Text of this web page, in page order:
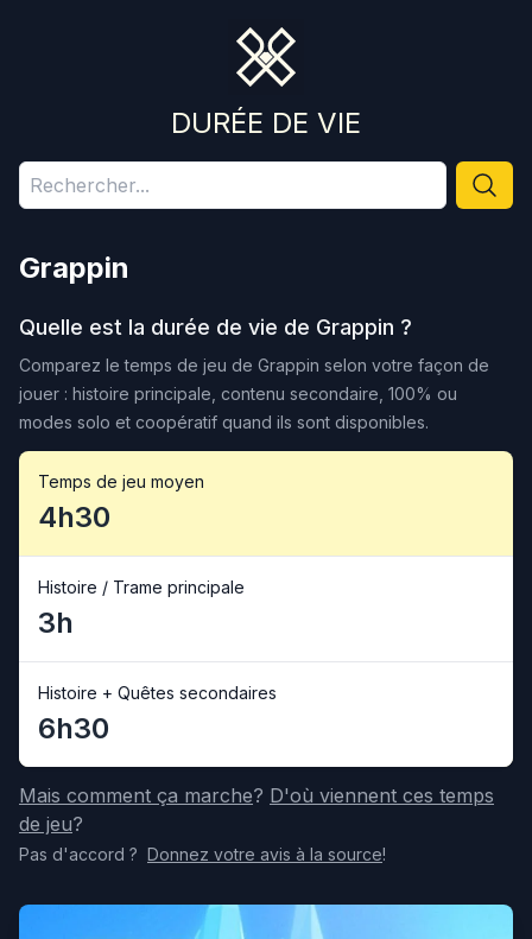
DURÉE DE VIE
Grappin
Quelle est la durée de vie de Grappin ?
Comparez le temps de jeu de Grappin selon votre façon de
jouer : histoire principale, contenu secondaire, 100% ou
modes solo et coopératif quand ils sont disponibles.
Temps de jeu moyen
4h30
Histoire / Trame principale
3h
Histoire + Quêtes secondaires
6h30
Mais comment ça marche? D'où viennent ces temps
de jeu?
Pas d'accord ? Donnez votre avis à la source!